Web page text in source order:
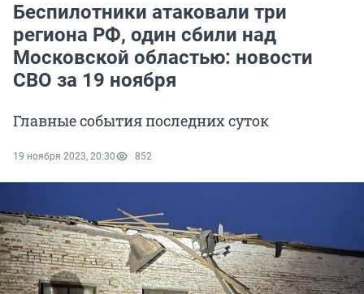
Беспилотники атаковали три
региона РФ, один сбили над
Московской областью: новости
СВО за 19 ноября
Главные события последних суток
19 ноября 2023, 20:30 852